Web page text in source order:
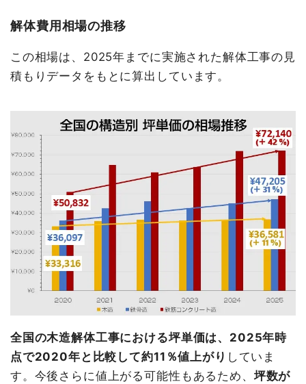
解体費用相場の推移
この相場は、2025年までに実施された解体工事の見
積もりデータをもとに算出しています。
全国の木造解体工事における坪単価は、2025年時
点で2020年と比較して約11％値上がり していま
す。今後さらに値上がる可能性もあるため、 坪数が